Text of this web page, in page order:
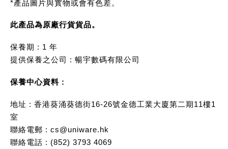
*產品圖片與實物或會有色差。
此產品為原廠行貨貨品。
保養期 : 1 年
提供保養之公司 : 暢宇數碼有限公司
保養中心資料 :
地址 : 香港葵涌葵德街16-26號金德工業大廈第二期11樓1
室
聯絡電郵 : cs@uniware.hk
聯絡電話 : (852) 3793 4069